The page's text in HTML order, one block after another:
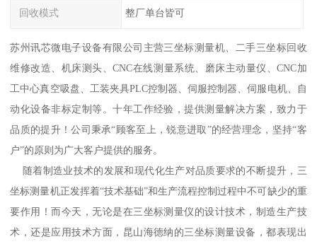
回收模式 整厂单台皆可
苏州讯芯微电子设备有限公司主营三坐标测量机、二手三坐标回收
维修改造、机床测头、CNC在线测量系统、磨床主动量仪、CNC加
工中心真空吸盘、工装夹具PLC控制器、伺服控制器、伺服电机、自
动化设备非标定制等。十年工作经验，提供测量解决方案，致力于
品质的提升！公司秉承“顾客至上，锐意进取”的经营理念，坚持“客
户”的原则为广大客户提供的服务。
随着制造业技术的发展和现代化生产对品质要求的不断提升，三
坐标测量机正发挥着“技术基础”和生产流程控制过程中不可缺少的重
要作用！而今天，无论是在三坐标测量仪的设计技术，制造生产技
术，还是应用技术方面，昆山海德纳的三坐标测量设备，都表现出